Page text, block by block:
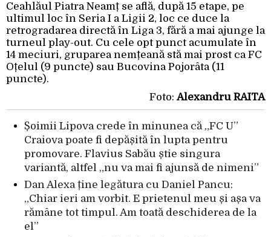
Ceahlăul Piatra Neamț se află, după 15 etape, pe
ultimul loc în Seria I a Ligii 2, loc ce duce la
retrogradarea directă în Liga 3, fără a mai ajunge la
turneul play-out. Cu cele opt punct acumulate în
14 meciuri, gruparea nemțeană stă mai prost ca FC
Oțelul (9 puncte) sau Bucovina Pojorâta (11
puncte).
Foto:Alexandru RAITA
Șoimii Lipova crede în minunea că „FC U”
Craiova poate fi depășită în lupta pentru
promovare. Flavius Sabău știe singura
variantă, altfel „nu va mai fi ajunsă de nimeni”
Dan Alexa ține legătura cu Daniel Pancu:
„Chiar ieri am vorbit. E prietenul meu și așa va
rămâne tot timpul. Am toată deschiderea de la
el”